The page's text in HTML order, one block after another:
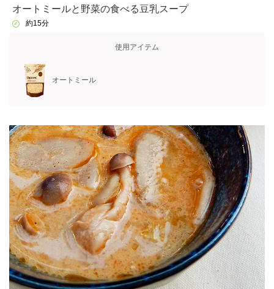
オートミールと野菜の食べる豆乳スープ
約15分
使用アイテム
オートミール